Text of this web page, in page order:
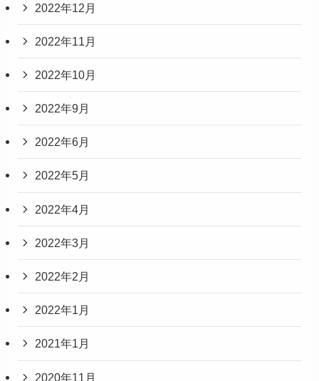
2022年12月
2022年11月
2022年10月
2022年9月
2022年6月
2022年5月
2022年4月
2022年3月
2022年2月
2022年1月
2021年1月
2020年11月